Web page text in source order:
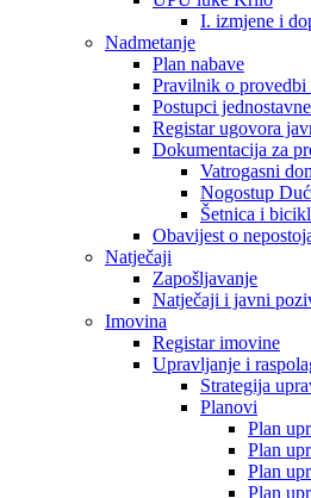
I. izmjene i
Nadmetanje
Plan nabave
Pravilnik o provedbi
Postupci
Registar ugovora
Dokumentacija za
Vatrogasni
Nogostup
Šetnica i
Obavijest o
Natječaji
Zapošljavanje
Natječaji i javni
Imovina
Registar imovine
Upravljanje i
Strategija
Planovi
Plan
Plan
Plan
Plan